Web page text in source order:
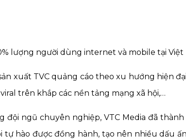
lượng người dùng internet và mobile tại Việt
xuất TVC quảng cáo theo xu hướng hiện
trên khắp các nền tảng mạng xã hội,…
ngũ chuyên nghiệp, VTC Media đã thành
hào được đồng hành, tạo nên nhiều dấu